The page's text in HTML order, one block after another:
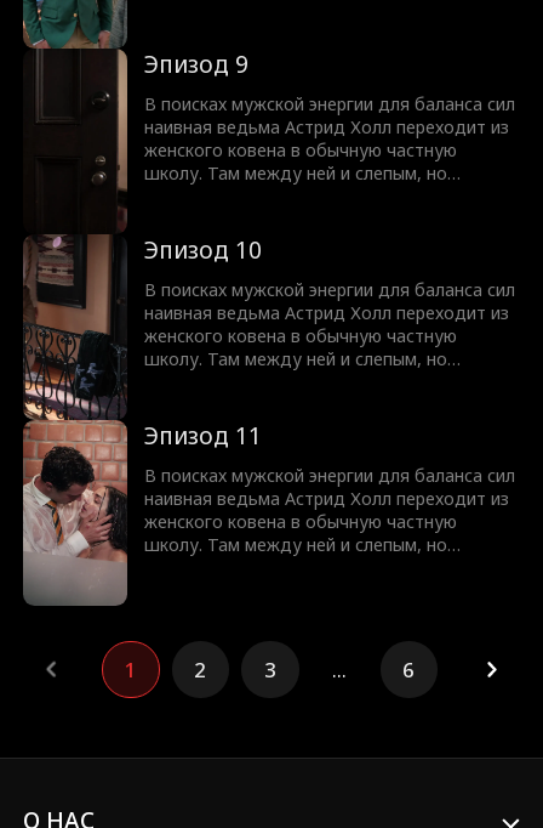
парень ослеп из-за проклятья, она
предлагает сделку. Астрид вернет ему
зрение, а Нейт выполнит любую ее просьбу.
Но юную ведьму ждет культурный шок,
ведь спать вместе означает совсем не то,
что она думала!
Эпизод 9
В поисках мужской энергии для баланса сил
наивная ведьма Астрид Холл переходит из
женского ковена в обычную частную
школу. Там между ней и слепым, но
парень ослеп из-за проклятья, она
предлагает сделку. Астрид вернет ему
зрение, а Нейт выполнит любую ее просьбу.
Но юную ведьму ждет культурный шок,
ведь спать вместе означает совсем не то,
что она думала!
Эпизод 10
В поисках мужской энергии для баланса сил
наивная ведьма Астрид Холл переходит из
женского ковена в обычную частную
школу. Там между ней и слепым, но
парень ослеп из-за проклятья, она
предлагает сделку. Астрид вернет ему
зрение, а Нейт выполнит любую ее просьбу.
Но юную ведьму ждет культурный шок,
ведь спать вместе означает совсем не то,
что она думала!
Эпизод 11
В поисках мужской энергии для баланса сил
наивная ведьма Астрид Холл переходит из
женского ковена в обычную частную
школу. Там между ней и слепым, но
предлагает сделку. Астрид вернет ему
зрение, а Нейт выполнит любую ее просьбу.
Но юную ведьму ждет культурный шок,
ведь спать вместе означает совсем не то,
1 2 3 ... 6
О НАС